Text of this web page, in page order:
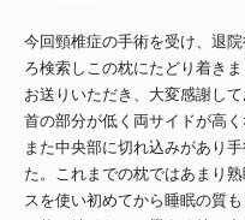
今回頸椎症の手術を受け、退
ろ検索しこの枕にたどり着き
お送りいただき、大変感謝し
首の部分が低く両サイドが高
また中央部に切れ込みがあり
た。これまでの枕ではあまり
スを使い初めてから睡眠の質